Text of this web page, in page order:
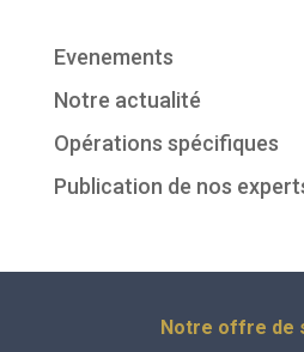
Evenements
Notre actualité
Opérations spécifiques
Publication de nos
Notre offre de